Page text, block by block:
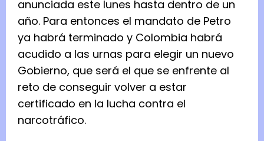
anunciada este lunes hasta dentro de un
año. Para entonces el mandato de Petro
ya habrá terminado y Colombia habrá
acudido a las urnas para elegir un nuevo
Gobierno, que será el que se enfrente al
reto de conseguir volver a estar
certificado en la lucha contra el
narcotráfico.